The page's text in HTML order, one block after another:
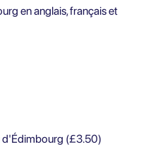
en anglais, français et
d'Édimbourg (£3.50)